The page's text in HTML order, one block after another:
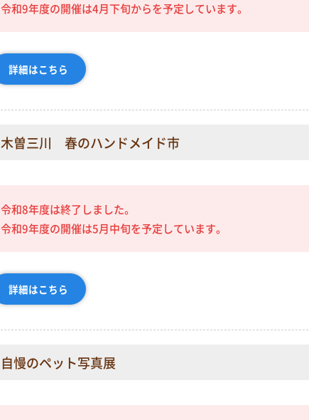
令和9年度の開催は4月下旬からを予定しています。
詳細はこちら
木曽三川 春のハンドメイド市
令和8年度は終了しました。
令和9年度の開催は5月中旬を予定しています。
詳細はこちら
自慢のペット写真展